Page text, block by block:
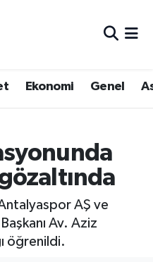
Ekonomi Genel
AŞ ve
Av. Aziz
öğrenildi.
Haritası
ve Fikstür